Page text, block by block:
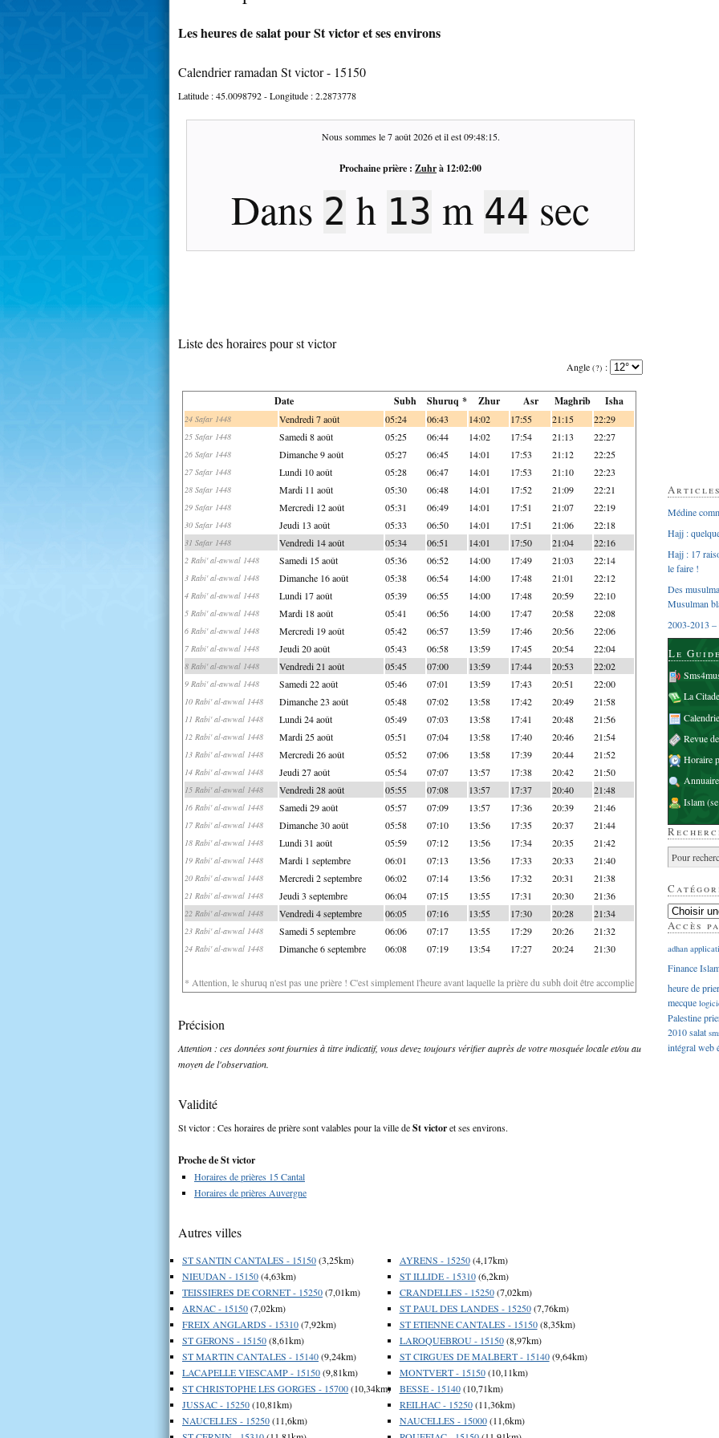
Les heures de salat pour St victor et ses environs
Calendrier ramadan St victor - 15150
Latitude :45.0098792- Longitude :2.2873778
Nous sommes le7 août 2026et il est09:48:16.
Prochaine prière : Zuhrà 12:02:00
Dans 2 h 13 m 43 sec
Liste des horaires pour st victor
Angle (?) :
Date Subh Shuruq * Zhur Asr Maghrib Isha
24 Safar 1448 Vendredi 7 août 05:24 06:43 14:02 17:55 21:15 22:29
25 Safar 1448 Samedi 8 août 05:25 06:44 14:02 17:54 21:13 22:27
26 Safar 1448 Dimanche 9 août 05:27 06:45 14:01 17:53 21:12 22:25
27 Safar 1448 Lundi 10 août 05:28 06:47 14:01 17:53 21:10 22:23
28 Safar 1448 Mardi 11 août 05:30 06:48 14:01 17:52 21:09 22:21
29 Safar 1448 Mercredi 12 août 05:31 06:49 14:01 17:51 21:07 22:19
30 Safar 1448 Jeudi 13 août 05:33 06:50 14:01 17:51 21:06 22:18
31 Safar 1448 Vendredi 14 août 05:34 06:51 14:01 17:50 21:04 22:16
2 Rabi' al-awwal 1448 Samedi 15 août 05:36 06:52 14:00 17:49 21:03 22:14
3 Rabi' al-awwal 1448 Dimanche 16 août 05:38 06:54 14:00 17:48 21:01 22:12
4 Rabi' al-awwal 1448 Lundi 17 août 05:39 06:55 14:00 17:48 20:59 22:10
5 Rabi' al-awwal 1448 Mardi 18 août 05:41 06:56 14:00 17:47 20:58 22:08
6 Rabi' al-awwal 1448 Mercredi 19 août 05:42 06:57 13:59 17:46 20:56 22:06
7 Rabi' al-awwal 1448 Jeudi 20 août 05:43 06:58 13:59 17:45 20:54 22:04
8 Rabi' al-awwal 1448 Vendredi 21 août 05:45 07:00 13:59 17:44 20:53 22:02
9 Rabi' al-awwal 1448 Samedi 22 août 05:46 07:01 13:59 17:43 20:51 22:00
10 Rabi' al-awwal 1448 Dimanche 23 août 05:48 07:02 13:58 17:42 20:49 21:58
11 Rabi' al-awwal 1448 Lundi 24 août 05:49 07:03 13:58 17:41 20:48 21:56
12 Rabi' al-awwal 1448 Mardi 25 août 05:51 07:04 13:58 17:40 20:46 21:54
13 Rabi' al-awwal 1448 Mercredi 26 août 05:52 07:06 13:58 17:39 20:44 21:52
14 Rabi' al-awwal 1448 Jeudi 27 août 05:54 07:07 13:57 17:38 20:42 21:50
15 Rabi' al-awwal 1448 Vendredi 28 août 05:55 07:08 13:57 17:37 20:40 21:48
16 Rabi' al-awwal 1448 Samedi 29 août 05:57 07:09 13:57 17:36 20:39 21:46
17 Rabi' al-awwal 1448 Dimanche 30 août 05:58 07:10 13:56 17:35 20:37 21:44
18 Rabi' al-awwal 1448 Lundi 31 août 05:59 07:12 13:56 17:34 20:35 21:42
19 Rabi' al-awwal 1448 Mardi 1 septembre 06:01 07:13 13:56 17:33 20:33 21:40
20 Rabi' al-awwal 1448 Mercredi 2 septembre 06:02 07:14 13:56 17:32 20:31 21:38
21 Rabi' al-awwal 1448 Jeudi 3 septembre 06:04 07:15 13:55 17:31 20:30 21:36
22 Rabi' al-awwal 1448 Vendredi 4 septembre 06:05 07:16 13:55 17:30 20:28 21:34
23 Rabi' al-awwal 1448 Samedi 5 septembre 06:06 07:17 13:55 17:29 20:26 21:32
24 Rabi' al-awwal 1448 Dimanche 6 septembre 06:08 07:19 13:54 17:27 20:24 21:30
* Attention, le shuruq n'est pas une prière ! C'est simplement l'heure avant laquelle la prière du subh doit être accomplie
Précision
Attention : ces données sont fournies à titre indicatif, vous devez toujours vérifier auprès de votre mosquée locale et/ou au
moyen de l'observation.
Validité
St victor : Ces horaires de prière sont valables pour la ville deSt victoret ses environs.
Proche de St victor
Horaires de prières 15 Cantal
Horaires de prières Auvergne
Autres villes
ST SANTIN CANTALES - 15150(3,25km)
NIEUDAN - 15150(4,63km)
TEISSIERES DE CORNET - 15250(7,01km)
ARNAC - 15150(7,02km)
FREIX ANGLARDS - 15310(7,92km)
ST GERONS - 15150(8,61km)
ST MARTIN CANTALES - 15140(9,24km)
LACAPELLE VIESCAMP - 15150(9,81km)
ST CHRISTOPHE LES GORGES - 15700(10,34km)
JUSSAC - 15250(10,81km)
NAUCELLES - 15250(11,6km)
AYRENS - 15250(4,17km)
ST ILLIDE - 15310(6,2km)
CRANDELLES - 15250(7,02km)
ST PAUL DES LANDES - 15250(7,76km)
ST ETIENNE CANTALES - 15150(8,35km)
LAROQUEBROU - 15150(8,97km)
ST CIRGUES DE MALBERT - 15140(9,64km)
MONTVERT - 15150(10,11km)
BESSE - 15140(10,71km)
REILHAC - 15250(11,36km)
NAUCELLES - 15000(11,6km)
Médine
Hajj :
Hajj : 17
le faire !
Des
Musulman
2003-2013 –
Le
La
Revue
Horaire
Islam
Accès
adhan
Finance
heure de
mecque
Palestine
2010salat
intégralweb